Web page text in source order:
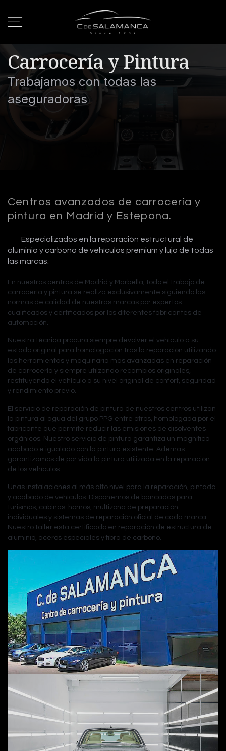
Carrocería y Pintura
Trabajamos con todas las
aseguradoras
Centros avanzados de carrocería y
pintura en Madrid y Estepona.
Especializados en la reparación estructural de
aluminio y carbono de vehículos premium y lujo de todas
las marcas.
En nuestros centros de Madrid y Marbella, todo el trabajo de
carrocería y pintura se realiza exclusivamente siguiendo las
normas de calidad de nuestras marcas por expertos
cualificados y certificados por los diferentes fabricantes de
automoción.
Nuestra técnica procura siempre devolver el vehículo a su
estado original para homologación tras la reparación utilizando
las herramientas y maquinaria mas avanzadas en reparación
de carrocería y siempre utilzando recambios originales,
restituyendo el vehículo a su nivel original de confort, seguridad
y rendimiento previo.
El servicio de reparación de pintura de nuestros centros utilizan
la pintura al agua del grupo PPG entre otros, homologada por el
fabricante que permite reducir las emisiones de disolventes
orgánicos. Nuestro servicio de pintura garantiza un magnifico
acabado e igualado con la pintura existente. Además
garantizamos de por vida la pintura utilizada en la reparación
de los vehículos.
Unas instalaciones al más alto nivel para la reparación, pintado
y acabado de vehículos. Disponemos de bancadas para
turismos, cabinas-hornos, multizona de preparación
individuales y sistemas de reparación oficial de cada marca.
Nuestro taller está certificado en reparación de estructura de
aluminio, aceros especiales y fibra de carbono.